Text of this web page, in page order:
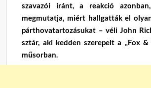
szavazói iránt, a reakció
megmutatja, miért hallgatták el
párthovatartozásukat – véli John
sztár, aki kedden szerepelt a „Fox &
műsorban.